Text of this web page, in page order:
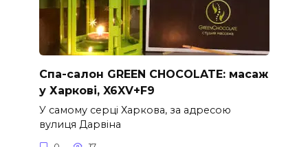
Спа-салон GREEN CHOCOLATE: масаж
у Харкові, X6XV+F9
У самому серці Харкова, за адресою
вулиця Дарвіна